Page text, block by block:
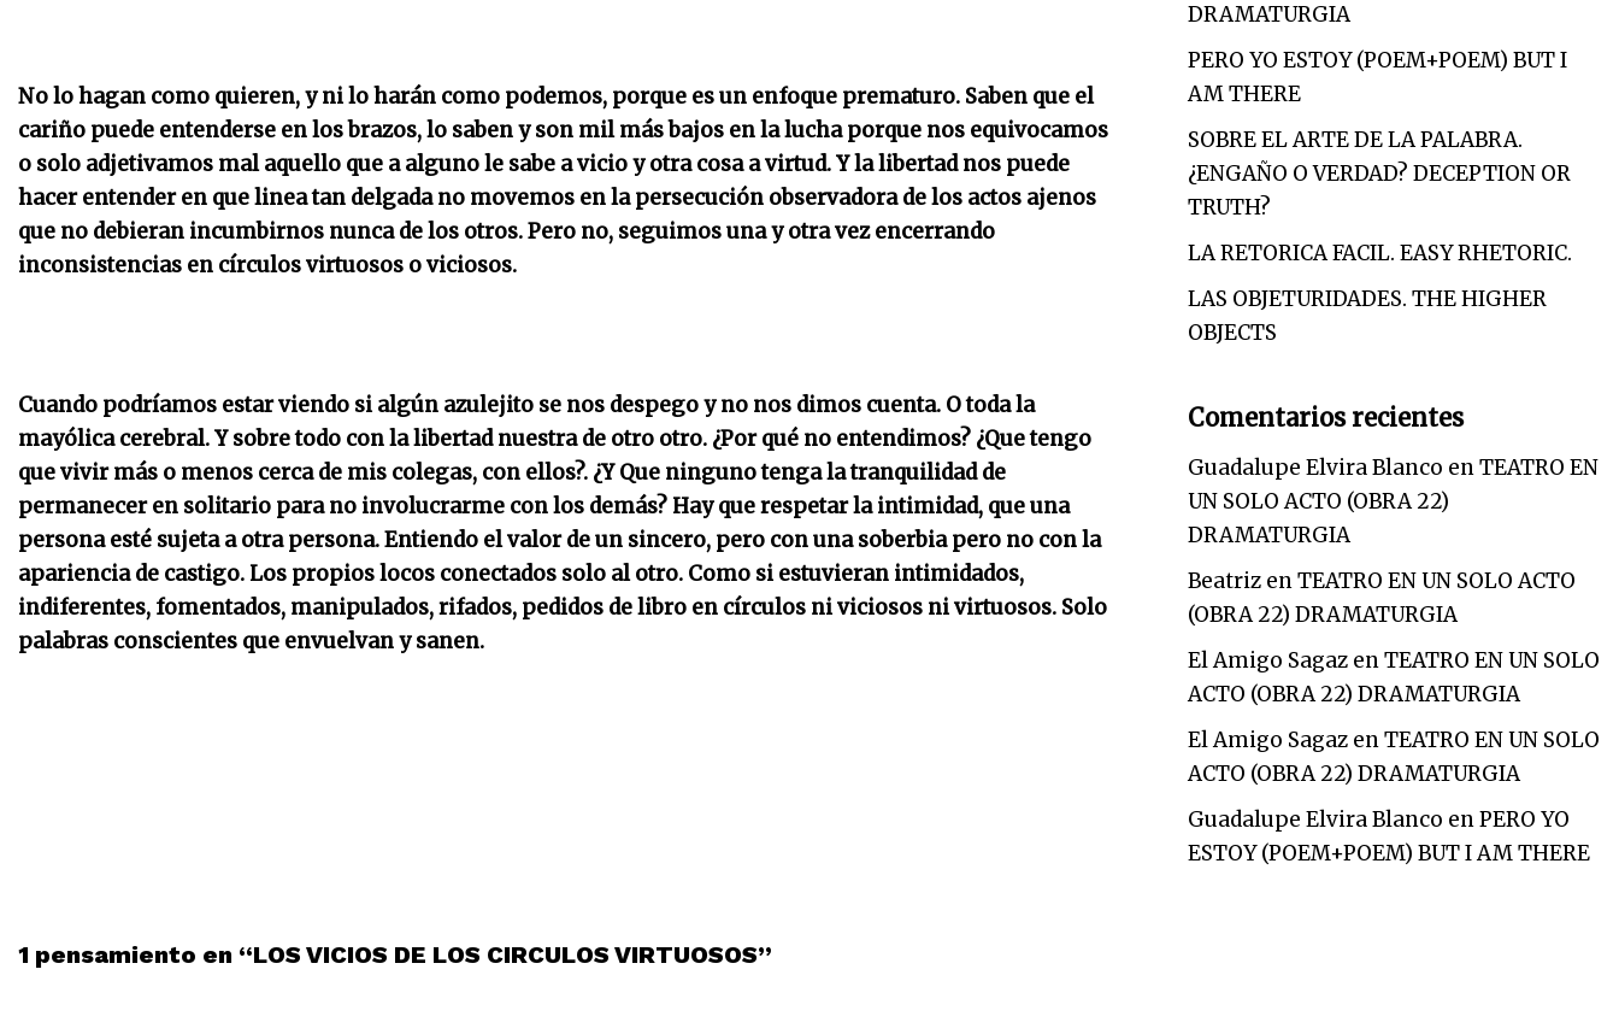
No lo hagan como quieren, y ni lo harán como podemos, porque es un enfoque prematuro. Saben que el
cariño puede entenderse en los brazos, lo saben y son mil más bajos en la lucha porque nos equivocamos
o solo adjetivamos mal aquello que a alguno le sabe a vicio y otra cosa a virtud. Y la libertad nos puede
hacer entender en que linea tan delgada no movemos en la persecución observadora de los actos ajenos
que no debieran incumbirnos nunca de los otros. Pero no, seguimos una y otra vez encerrando
inconsistencias en círculos virtuosos o viciosos.
Cuando podríamos estar viendo si algún azulejito se nos despego y no nos dimos cuenta. O toda la
mayólica cerebral. Y sobre todo con la libertad nuestra de otro otro. ¿Por qué no entendimos? ¿Que tengo
que vivir más o menos cerca de mis colegas, con ellos?. ¿Y Que ninguno tenga la tranquilidad de
permanecer en solitario para no involucrarme con los demás? Hay que respetar la intimidad, que una
persona esté sujeta a otra persona. Entiendo el valor de un sincero, pero con una soberbia pero no con la
apariencia de castigo. Los propios locos conectados solo al otro. Como si estuvieran intimidados,
indiferentes, fomentados, manipulados, rifados, pedidos de libro en círculos ni viciosos ni virtuosos. Solo
palabras conscientes que envuelvan y sanen.
1 pensamiento en “LOS VICIOS DE LOS CIRCULOS VIRTUOSOS”
DRAMATURGIA
PERO YO ESTOY (POEM+POEM) BUT I
AM THERE
SOBRE EL ARTE DE LA PALABRA.
¿ENGAÑO O VERDAD? DECEPTION OR
TRUTH?
LA RETORICA FACIL. EASY RHETORIC.
LAS OBJETURIDADES. THE HIGHER
OBJECTS
Comentarios recientes
Guadalupe Elvira Blanco enTEATRO EN
UN SOLO ACTO (OBRA 22)
DRAMATURGIA
BeatrizenTEATRO EN UN SOLO ACTO
(OBRA 22) DRAMATURGIA
El Amigo SagazenTEATRO EN UN SOLO
ACTO (OBRA 22) DRAMATURGIA
El Amigo SagazenTEATRO EN UN SOLO
ACTO (OBRA 22) DRAMATURGIA
Guadalupe Elvira Blanco enPERO YO
ESTOY (POEM+POEM) BUT I AM THERE